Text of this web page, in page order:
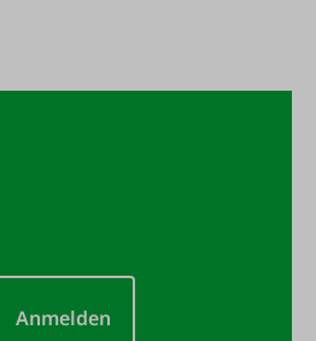
Anmelden